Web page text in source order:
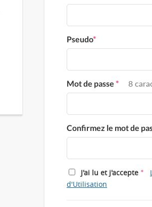
Pseudo*
Mot de passe * 8
Confirmez le mot de
J'ai lu et j'accepte *
d'Utilisation